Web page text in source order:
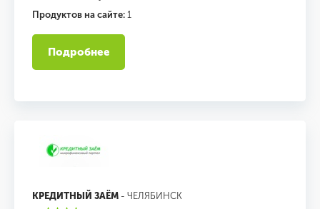
Продуктов на сайте: 1
Подробнее
КРЕДИТНЫЙ ЗАЁМ - ЧЕЛЯБИНСК